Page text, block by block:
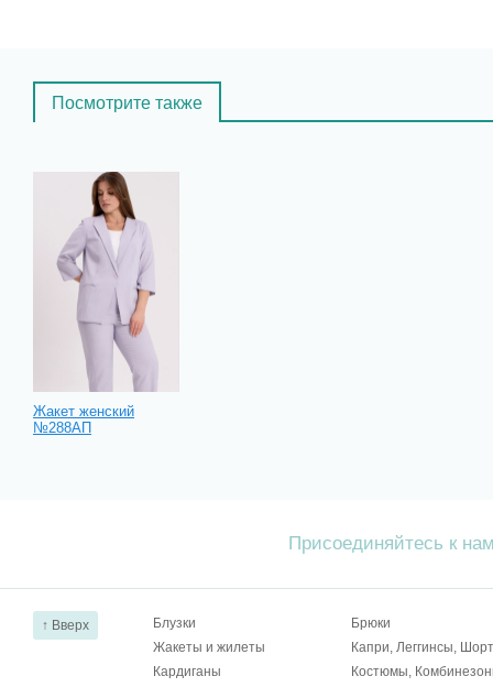
Посмотрите также
Жакет женский
№288АП
Присоединяйтесь к
↑ Вверх Блузки
Брюки
Жакеты и жилеты
Капри, Леггинсы,
Кардиганы
Костюмы,